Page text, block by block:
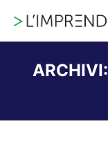
ARCHIVI: